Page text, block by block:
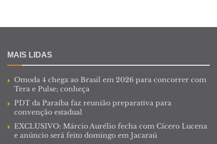
MAIS LIDAS
Omoda 4 chega ao Brasil em 2026 para concorrer com
Tera e Pulse; conheça
PDT da Paraíba faz reunião preparativa para
convenção estadual
EXCLUSIVO: Márcio Aurélio fecha com Cícero Lucena
e anúncio será feito domingo em Jacaraú